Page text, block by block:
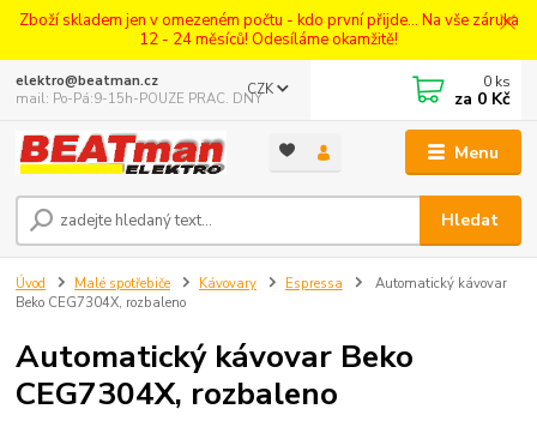
Zboží skladem jen v omezeném počtu - kdo první přijde... Na vše záruka
12 - 24 měsíců! Odesíláme okamžitě!
Menu
CZK
Hledat
elektro@beatman.cz
mail: Po-Pá:9-15h-POUZE PRAC. DNY
0 ks
za 0 Kč
Úvod Malé spotřebiče Kávovary Espressa
Automatický kávovar
Beko CEG7304X, rozbaleno
Automatický kávovar Beko
CEG7304X, rozbaleno